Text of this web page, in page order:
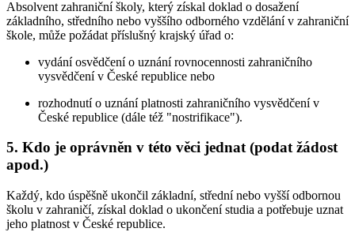
Absolvent zahraniční školy, který získal doklad o dosažení
základního, středního nebo vyššího odborného vzdělání v zahraniční
škole, může požádat příslušný krajský úřad o:
vydání osvědčení o uznání rovnocennosti zahraničního
vysvědčení v České republice nebo
rozhodnutí o uznání platnosti zahraničního vysvědčení v
České republice (dále též "nostrifikace").
5. Kdo je oprávněn v této věci jednat (podat žádost
apod.)
Každý, kdo úspěšně ukončil základní, střední nebo vyšší odbornou
školu v zahraničí, získal doklad o ukončení studia a potřebuje uznat
jeho platnost v České republice.